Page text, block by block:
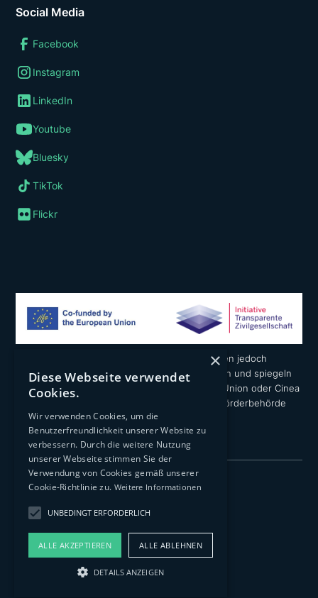
Social Media
Facebook
Instagram
LinkedIn
Youtube
Bluesky
TikTok
Flickr
Die geäußerten Ansichten und Meinungen liegen jedoch
ausschließlich in der Verantwortung der Autoren und spiegeln
nicht notwendigerweise die der Europäischen Union oder Cinea
wider. Weder die Europäische Union noch die Förderbehörde
können dafür verantwortlich gemacht werden.
© 2026 Architects 4 Future Deutschland e.V.
Impressum
Datenschutzerklärung
Transparenz
×
Diese Webseite verwendet
Cookies.
Wir verwenden Cookies, um die
Benutzerfreundlichkeit unserer Website zu
verbessern. Durch die weitere Nutzung
unserer Webseite stimmen Sie der
Verwendung von Cookies gemäß unserer
Cookie-Richtlinie zu. Weitere Informationen
UNBEDINGT ERFORDERLICH
ALLE AKZEPTIEREN ALLE ABLEHNEN
DETAILS ANZEIGEN